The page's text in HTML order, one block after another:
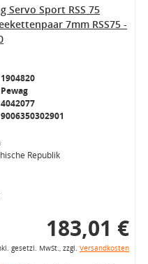
Servo Sport RSS 75
7mm RSS75 -
1904820
Pewag
4042077
9006350302901
Republik
183,01 €
gesetzl. MwSt., zzgl. Versandkosten